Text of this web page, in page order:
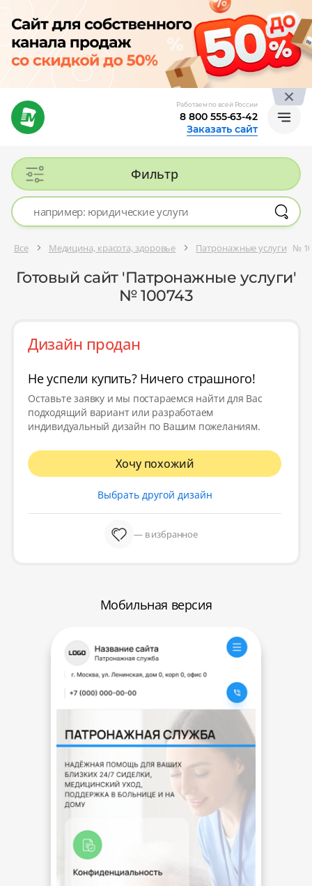
Работаем по всей России
8 800 555-63-42
Заказать сайт
Фильтр
Все Медицина, красота, здоровье Патронажные услуги №
Готовый сайт 'Патронажные услуги'
№ 100743
Дизайн продан
Не успели купить? Ничего страшного!
Оставьте заявку и мы постараемся найти для Вас
подходящий вариант или разработаем
индивидуальный дизайн по Вашим пожеланиям.
Хочу похожий
Выбрать другой дизайн
— в избранное
Мобильная версия